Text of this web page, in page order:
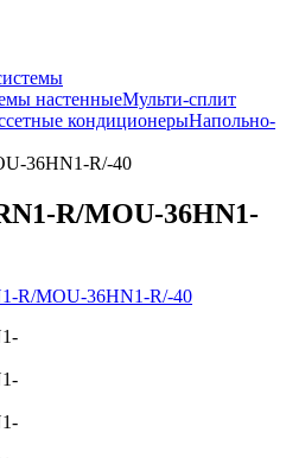
настенныеМульти-сплит
кондиционерыНапольно-
36HN1-R/-40
R/MOU-36HN1-